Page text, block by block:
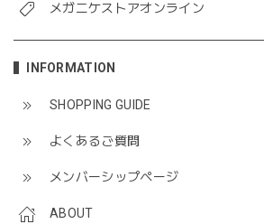
メガニケストアオンライン
INFORMATION
SHOPPING GUIDE
よくあるご質問
メンバーシップページ
ABOUT